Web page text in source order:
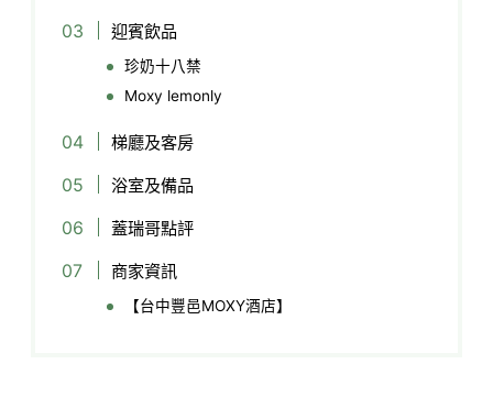
迎賓飲品
珍奶十八禁
Moxy lemonly
梯廳及客房
浴室及備品
蓋瑞哥點評
商家資訊
【台中豐邑MOXY酒店】